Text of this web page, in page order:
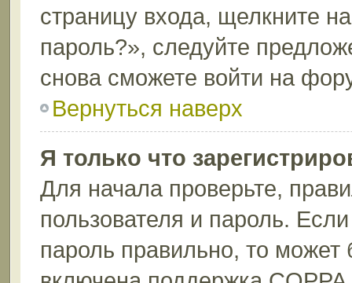
страницу входа, щелкните
пароль?», следуйте
снова сможете войти на
Вернуться наверх
Я только что
Для начала проверьте,
пользователя и пароль.
пароль правильно, то